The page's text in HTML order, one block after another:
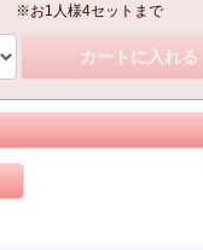
※お1人様4セットまで
カートに入れる